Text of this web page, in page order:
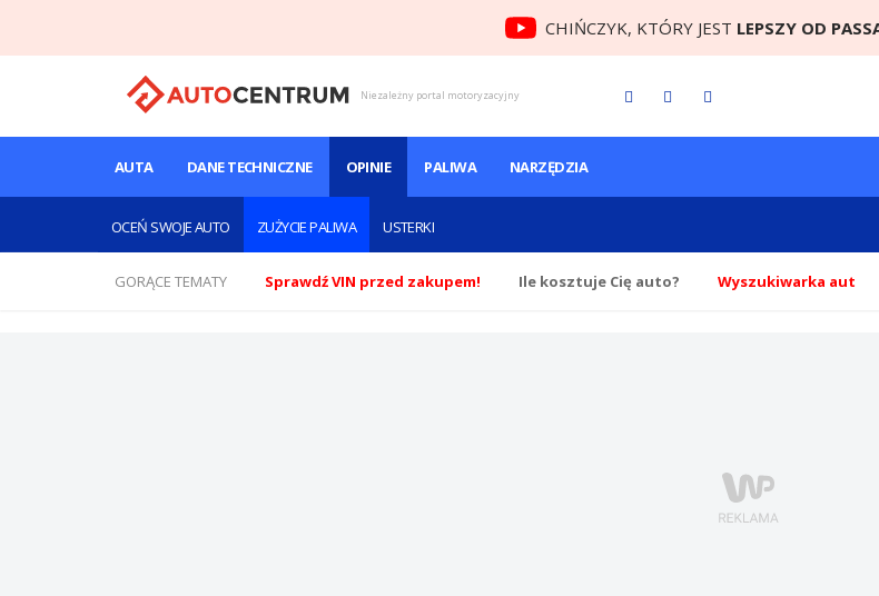
CHIŃCZYK, KTÓRY JEST LEPSZY OD
Niezależny portal motoryzacyjny
AUTA DANE TECHNICZNE OPINIE
OCEŃ SWOJE AUTO ZUŻYCIE PALIWA USTERKI
PALIWA NARZĘDZIA
GORĄCE TEMATY Sprawdź VIN przed zakupem! Ile kosztuje Cię auto? Wyszukiwarka aut